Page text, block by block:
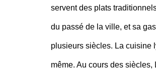
servent des plats
du passé de la ville, et sa
plusieurs siècles. La cuisine
même. Au cours des siècles,